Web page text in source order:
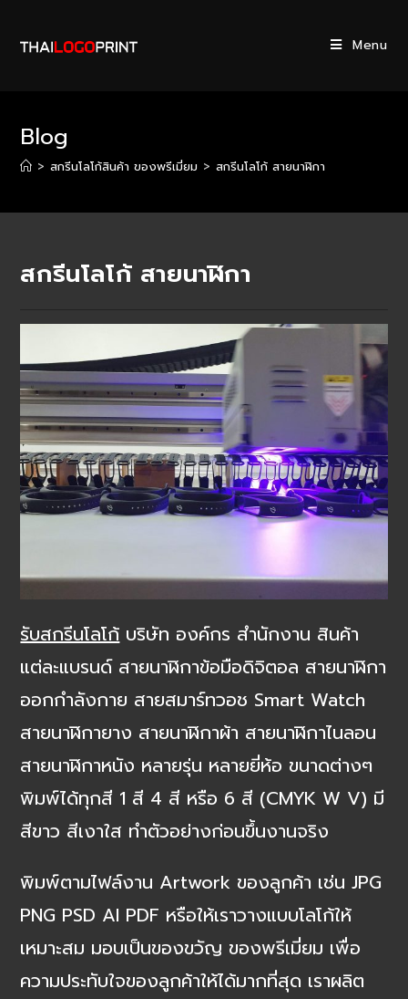
content
Menu
Blog
> สกรีนโลโก้สินค้า ของพรีเมี่ยม​ > สกรีนโลโก้ สายนาฬิกา
สกรีนโลโก้ สายนาฬิกา
รับสกรีนโลโก้บริษัท องค์กร สำนักงาน สินค้า
แต่ละแบรนด์ สายนาฬิกาข้อมือดิจิตอล สายนาฬิกา
ออกกำลังกาย สายสมาร์ทวอช Smart Watch
สายนาฬิกายาง สายนาฬิกาผ้า สายนาฬิกาไนลอน
สายนาฬิกาหนัง หลายรุ่น หลายยี่ห้อ ขนาดต่างๆ
พิมพ์ได้ทุกสี 1 สี 4 สี หรือ 6 สี (CMYK W V) มี
สีขาว สีเงาใส ทำตัวอย่างก่อนขึ้นงานจริง
พิมพ์ตามไฟล์งาน Artwork ของลูกค้า เช่น JPG
PNG PSD AI PDF หรือให้เราวางแบบโลโก้ให้
เหมาะสม มอบเป็นของขวัญ ของพรีเมี่ยม เพื่อ
ความประทับใจของลูกค้าให้ได้มากที่สุด เราผลิต